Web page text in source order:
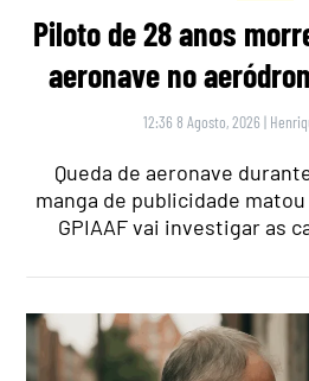
Piloto de 28 anos
aeronave no
12:36 8 Agosto, 2026 |
Queda de aeronave
manga de publicidade
GPIAAF vai investigar as